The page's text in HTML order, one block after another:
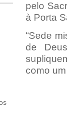
pelo
à Porta
“Sede
de
como